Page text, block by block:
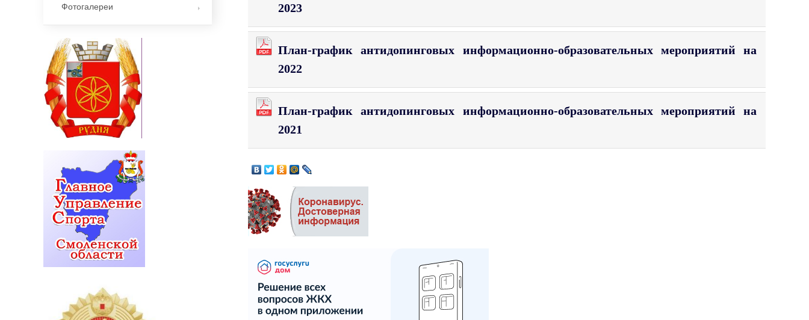
2023
План-график антидопинговых информационно-образовательных мероприятий на
2022
План-график антидопинговых информационно-образовательных мероприятий на
2021
Фотогалереи